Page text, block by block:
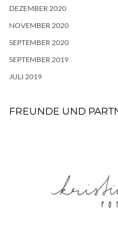
DEZEMBER 2020
NOVEMBER 2020
SEPTEMBER 2020
SEPTEMBER 2019
JULI 2019
FREUNDE UND